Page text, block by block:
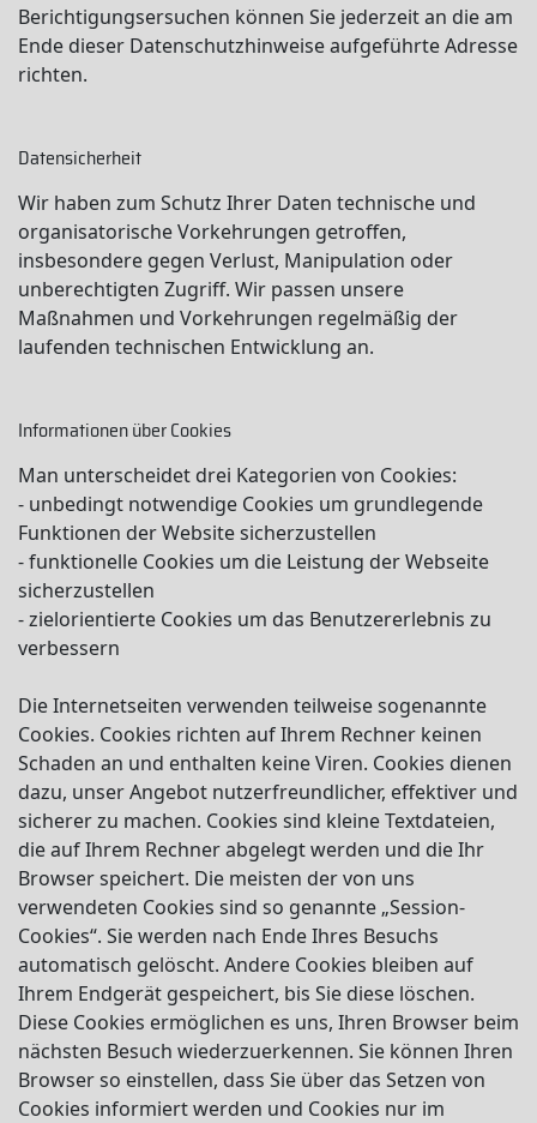
Berichtigungsersuchen können Sie jederzeit an die am
Ende dieser Datenschutzhinweise aufgeführte Adresse
richten.
Datensicherheit
Wir haben zum Schutz Ihrer Daten technische und
organisatorische Vorkehrungen getroffen,
insbesondere gegen Verlust, Manipulation oder
unberechtigten Zugriff. Wir passen unsere
Maßnahmen und Vorkehrungen regelmäßig der
laufenden technischen Entwicklung an.
Informationen über Cookies
Man unterscheidet drei Kategorien von Cookies:
- unbedingt notwendige Cookies um grundlegende
Funktionen der Website sicherzustellen
- funktionelle Cookies um die Leistung der Webseite
sicherzustellen
- zielorientierte Cookies um das Benutzererlebnis zu
verbessern
Die Internetseiten verwenden teilweise sogenannte
Cookies. Cookies richten auf Ihrem Rechner keinen
Schaden an und enthalten keine Viren. Cookies dienen
dazu, unser Angebot nutzerfreundlicher, effektiver und
sicherer zu machen. Cookies sind kleine Textdateien,
die auf Ihrem Rechner abgelegt werden und die Ihr
Browser speichert. Die meisten der von uns
verwendeten Cookies sind so genannte „Session-
Cookies“. Sie werden nach Ende Ihres Besuchs
automatisch gelöscht. Andere Cookies bleiben auf
Ihrem Endgerät gespeichert, bis Sie diese löschen.
Diese Cookies ermöglichen es uns, Ihren Browser beim
nächsten Besuch wiederzuerkennen. Sie können Ihren
Browser so einstellen, dass Sie über das Setzen von
Cookies informiert werden und Cookies nur im